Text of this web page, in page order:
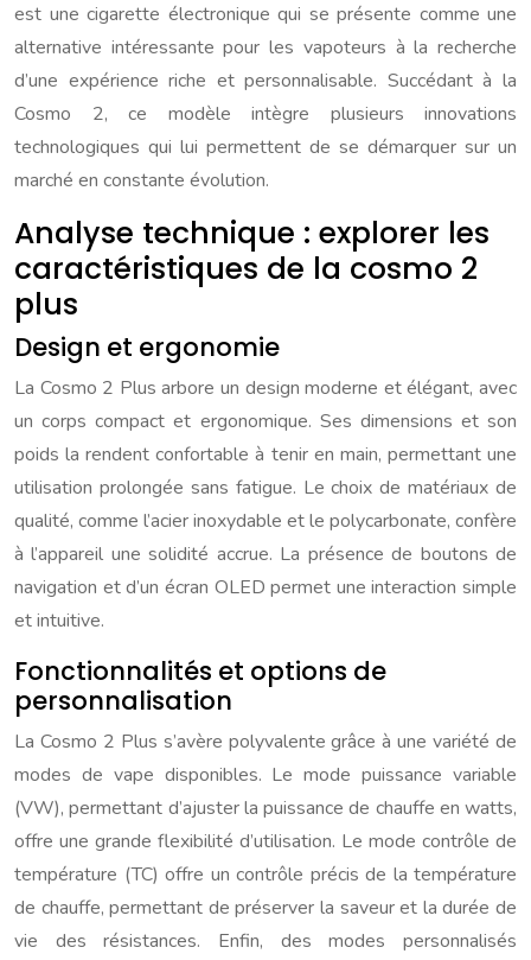
est une cigarette électronique qui se présente comme une
alternative intéressante pour les vapoteurs à la recherche
d’une expérience riche et personnalisable. Succédant à la
Cosmo 2, ce modèle intègre plusieurs innovations
technologiques qui lui permettent de se démarquer sur un
marché en constante évolution.
Analyse technique : explorer les
caractéristiques de la cosmo 2
plus
Design et ergonomie
La Cosmo 2 Plus arbore un design moderne et élégant, avec
un corps compact et ergonomique. Ses dimensions et son
poids la rendent confortable à tenir en main, permettant une
utilisation prolongée sans fatigue. Le choix de matériaux de
qualité, comme l’acier inoxydable et le polycarbonate, confère
à l’appareil une solidité accrue. La présence de boutons de
navigation et d’un écran OLED permet une interaction simple
et intuitive.
Fonctionnalités et options de
personnalisation
La Cosmo 2 Plus s’avère polyvalente grâce à une variété de
modes de vape disponibles. Le mode puissance variable
(VW), permettant d’ajuster la puissance de chauffe en watts,
offre une grande flexibilité d’utilisation. Le mode contrôle de
température (TC) offre un contrôle précis de la température
de chauffe, permettant de préserver la saveur et la durée de
vie des résistances. Enfin, des modes personnalisés